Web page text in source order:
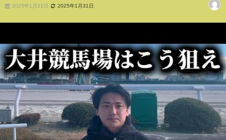
2025年1月31日 2025年1月31日